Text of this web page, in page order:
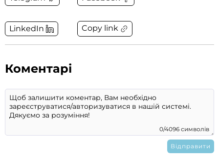
LinkedIn Copy link
Коментарі
0/4096 символів